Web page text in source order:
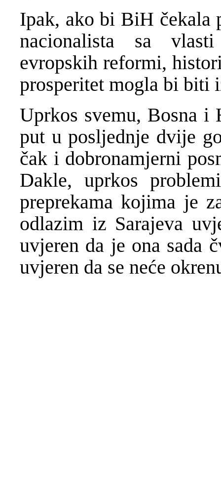
Ipak, ako bi BiH čekala
nacionalista sa
evropskih reformi,
prosperitet mogla bi biti
Uprkos svemu, Bosna i
put u posljednje dvije
čak i dobronamjerni
Dakle, uprkos
preprekama kojima je
odlazim iz Sarajeva
uvjeren da je ona sada
uvjeren da se neće